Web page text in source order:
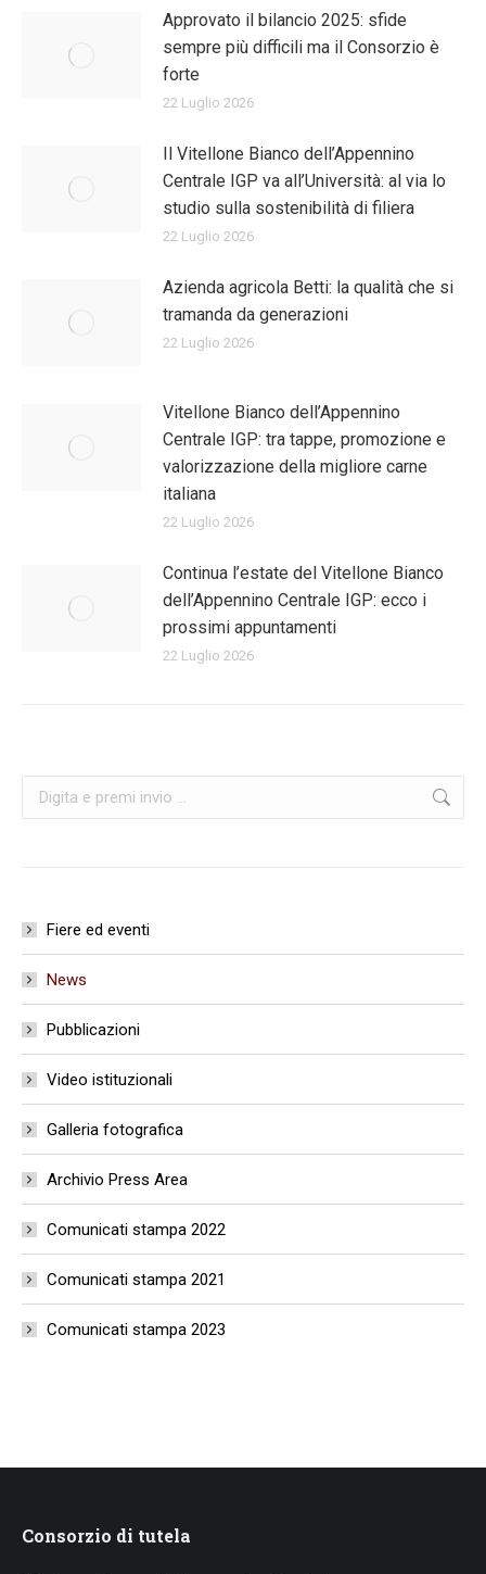
Approvato il bilancio 2025: sfide
sempre più difficili ma il Consorzio è
forte
22 Luglio 2026
Il Vitellone Bianco dell’Appennino
Centrale IGP va all’Università: al via lo
studio sulla sostenibilità di filiera
22 Luglio 2026
Azienda agricola Betti: la qualità che si
tramanda da generazioni
22 Luglio 2026
Vitellone Bianco dell’Appennino
Centrale IGP: tra tappe, promozione e
valorizzazione della migliore carne
italiana
22 Luglio 2026
Continua l’estate del Vitellone Bianco
dell’Appennino Centrale IGP: ecco i
prossimi appuntamenti
22 Luglio 2026
Cerca:
Fiere ed eventi
News
Pubblicazioni
Video istituzionali
Galleria fotografica
Archivio Press Area
Comunicati stampa 2022
Comunicati stampa 2021
Comunicati stampa 2023
Consorzio di tutela